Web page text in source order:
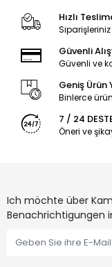
Hızlı
Siparişleriniz
Güvenli
Güvenli ve
Geniş Ürün
Binlerce
7 / 24
Öneri ve
Ich möchte über
Benachrichtigungen